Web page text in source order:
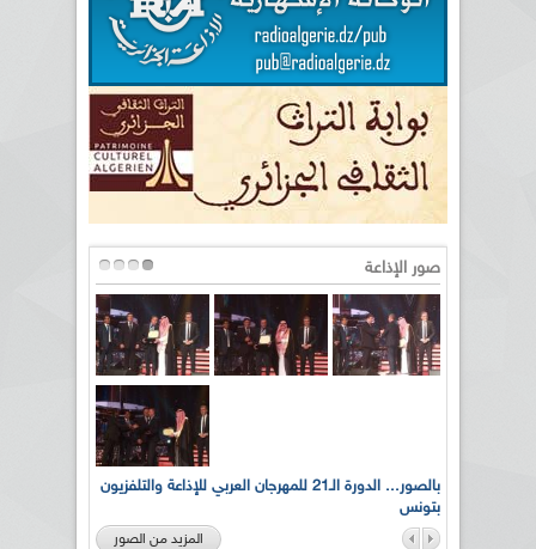
صور الإذاعة
بالصور... الدورة الـ21 للمهرجان العربي للإذاعة والتلفزيون
بتونس
المزيد من الصور